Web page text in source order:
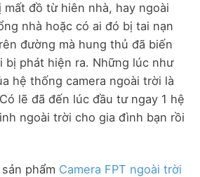
mất đồ từ hiên nhà, hay ngoài
nhà hoặc có ai đó bị tai nạn
đường mà hung thủ đã biến
bị phát hiện ra. Những lúc như
hệ thống camera ngoài trời là
lẽ đã đến lúc đầu tư ngay 1 hệ
ngoài trời cho gia đình bạn rồi
phẩm Camera FPT ngoài trời